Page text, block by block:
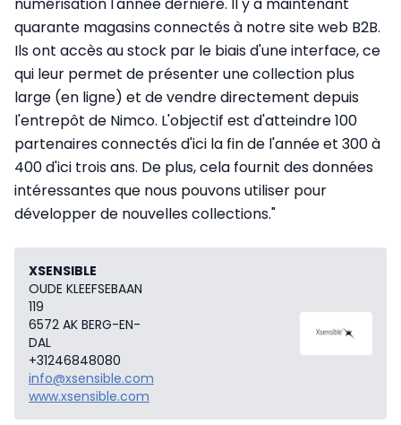
quarante magasins connectés à notre site web B2B.
Ils ont accès au stock par le biais d'une interface, ce
qui leur permet de présenter une collection plus
large (en ligne) et de vendre directement depuis
l'entrepôt de Nimco. L'objectif est d'atteindre 100
partenaires connectés d'ici la fin de l'année et 300 à
400 d'ici trois ans. De plus, cela fournit des données
intéressantes que nous pouvons utiliser pour
développer de nouvelles collections."
XSENSIBLE
OUDE KLEEFSEBAAN
119
6572 AK BERG-EN-
DAL
+31246848080
info@xsensible.com
www.xsensible.com